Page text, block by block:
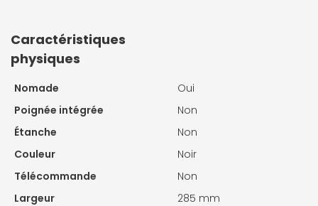
Caractéristiques
physiques
Nomade
Oui
Poignée intégrée
Non
Étanche
Non
Couleur
Noir
Télécommande
Non
Largeur
285 mm